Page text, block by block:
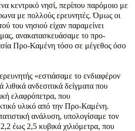
κεντρικό νησί, περίπου παρόμοιο με
με πολλούς ερευνητές. Όμως οι
του νησιού είχαν παραμείνει
ανακατασκευάσαμε το προ-
Προ-Καμένη τόσο σε μέγεθος όσο
«εστιάσαμε το ενδιαφέρον
λιθικά ανδεσιτικά δείγματα που
ελαφρόπετρα, που
υλικό από την Προ-Καμένη.
ανάλυση, υπολογίσαμε τον
έως 2,5 κυβικά χιλιόμετρα, που